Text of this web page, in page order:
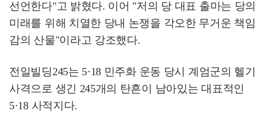
선언한다"고 밝혔다. 이어 "저의 당 대표 출마는 당의
미래를 위해 치열한 당내 논쟁을 각오한 무거운 책임
감의 산물"이라고 강조했다.
전일빌딩245는 5·18 민주화 운동 당시 계엄군의 헬기
사격으로 생긴 245개의 탄흔이 남아있는 대표적인
5·18 사적지다.